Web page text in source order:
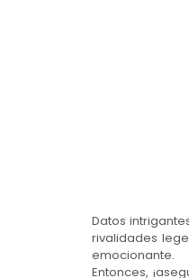
Datos
rivalidades
emocionante.
Entonces,